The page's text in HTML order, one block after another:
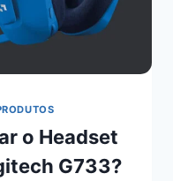
o Headset
G733?